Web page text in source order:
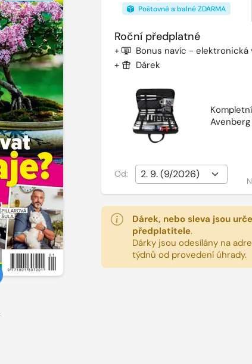
Poštovné a balné ZDARMA
Roční předplatné
+
Bonus navíc - elektronická
+
Dárek
Avenberg
Od:
Dárek, nebo sleva jsou
předplatitele.
Dárky jsou odesílány na
týdnů od provedení úhrady.